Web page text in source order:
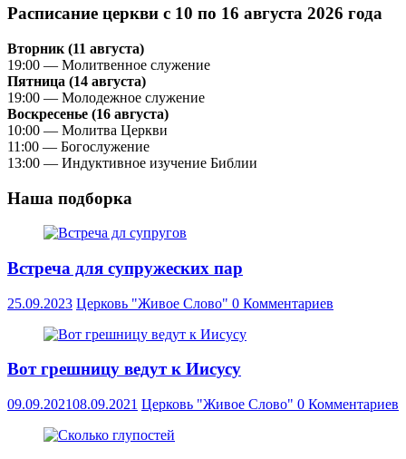
Расписание церкви с 10 по 16 августа 2026 года
Вторник (11 августа)
19:00 — Молитвенное служение
Пятница (14 августа)
19:00 — Молодежное служение
Воскресенье (16 августа)
10:00 — Молитва Церкви
11:00 — Богослужение
13:00 — Индуктивное изучение Библии
Наша подборка
Встреча для супружеских пар
25.09.2023 Церковь "Живое Слово" 0 Комментариев
Вот грешницу ведут к Иисусу
09.09.202108.09.2021 Церковь "Живое Слово" 0 Комментариев